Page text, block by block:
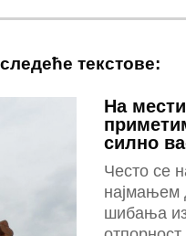
текстове:
На
силно
Често се
најмањем
шибања